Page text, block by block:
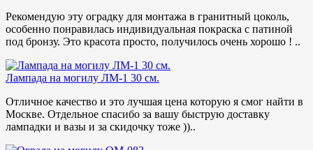
Рекомендую эту оградку для монтажа в гранитный цоколь,
особенно понравилась индивидуальная покраска с патиной
под бронзу. Это красота просто, получилось очень хорошо ! ..
Лампада на могилу ЛМ-1 30 см.
Отличное качество и это лучшая цена которую я смог найти в
Москве. Отдельное спасибо за вашу быструю доставку
лампадки и вазы и за скидочку тоже ))..